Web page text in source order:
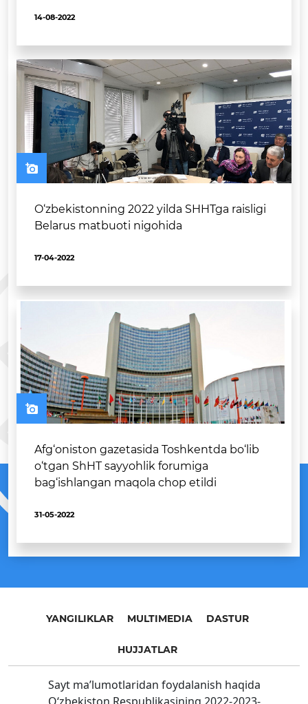
14-08-2022
O‘zbekistonning 2022 yilda SHHTga raisligi
Belarus matbuoti nigohida
17-04-2022
Afg‘oniston gazetasida Toshkentda bo‘lib
o‘tgan ShHT sayyohlik forumiga
bag‘ishlangan maqola chop etildi
31-05-2022
YANGILIKLAR MULTIMEDIA DASTUR
HUJJATLAR
Sayt ma’lumotlaridan foydalanish haqida